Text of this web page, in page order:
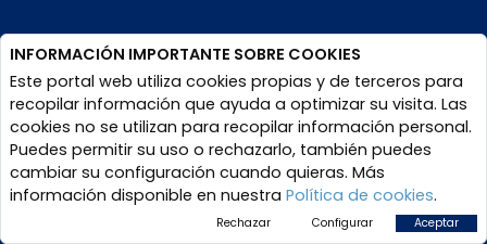
Square
de Meeus, 28.
1000 Bruselas
+32 (0) 2897 87 70
CIF- G28496636
INFORMACIÓN IMPORTANTE SOBRE COOKIES
Este portal web utiliza cookies propias y de terceros para
recopilar información que ayuda a optimizar su visita. Las
cookies no se utilizan para recopilar información personal.
Puedes permitir su uso o rechazarlo, también puedes
cambiar su configuración cuando quieras. Más
información disponible en nuestra Política de cookies.
Rechazar Configurar Aceptar